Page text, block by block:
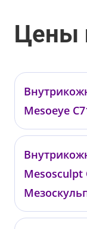
Цены
Mesoeye
01802
от 21
Mesosculpt